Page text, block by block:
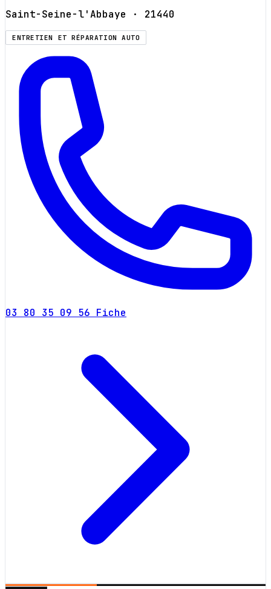
Saint-Seine-l'Abbaye · 21440
ENTRETIEN ET RÉPARATION AUTO
03 80 35 09 56 Fiche